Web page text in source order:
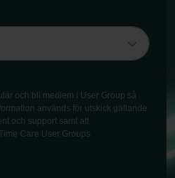
och bli medlem i User Group så
används för utskick gällande
och support samt att
Care User Groups